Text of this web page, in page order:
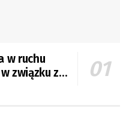
w ruchu
związku z